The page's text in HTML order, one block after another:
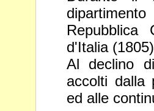
Repubblica
d'Italia
Al declino
accolti dalla
ed alle